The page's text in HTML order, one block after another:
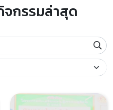
จกรรมล่าสุด